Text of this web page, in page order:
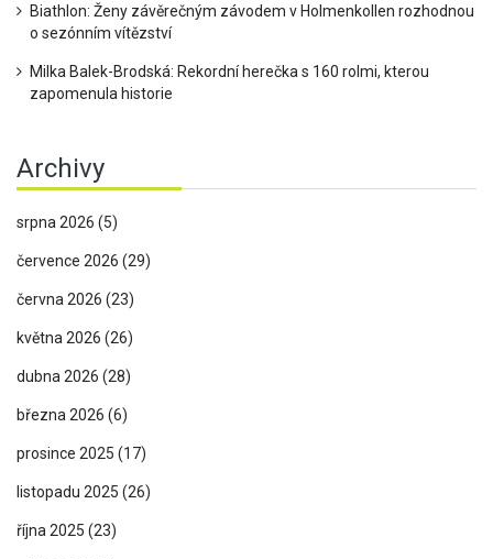
Biathlon: Ženy závěrečným závodem v Holmenkollen rozhodnou
o sezónním vítězství
Milka Balek-Brodská: Rekordní herečka s 160 rolmi, kterou
zapomenula historie
Archivy
srpna 2026 (5)
července 2026 (29)
června 2026 (23)
května 2026 (26)
dubna 2026 (28)
března 2026 (6)
prosince 2025 (17)
listopadu 2025 (26)
října 2025 (23)